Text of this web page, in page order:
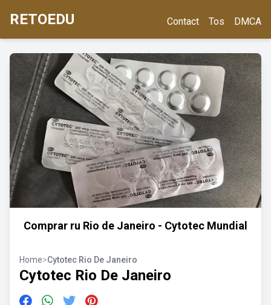
RETOEDU Contact Tos DMCA
Comprar ru Rio de Janeiro - Cytotec Mundial
Home>Cytotec Rio De Janeiro
Cytotec Rio De Janeiro